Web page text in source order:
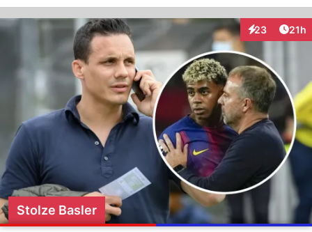
23
Interaktionen
21h
Stolze Basler